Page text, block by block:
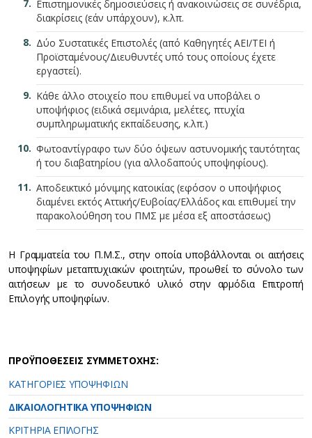
Επιστημονικές δημοσιεύσεις ή ανακοινώσεις σε συνέδρια,
διακρίσεις (εάν υπάρχουν), κ.λπ.
Δύο Συστατικές Επιστολές (από Καθηγητές ΑΕΙ/ΤΕΙ ή
Προϊσταμένους/Διευθυντές υπό τους οποίους έχετε
εργαστεί).
Κάθε άλλο στοιχείο που επιθυμεί να υποβάλει ο
υποψήφιος (ειδικά σεμινάρια, μελέτες, πτυχία
συμπληρωματικής εκπαίδευσης, κ.λπ.)
Φωτοαντίγραφο των δύο όψεων αστυνομικής ταυτότητας
ή του διαβατηρίου (για αλλοδαπούς υποψηφίους).
Αποδεικτικό μόνιμης κατοικίας (εφόσον ο υποψήφιος
διαμένει εκτός Αττικής/Ευβοίας/Ελλάδος και επιθυμεί την
παρακολούθηση του ΠΜΣ με μέσα εξ αποστάσεως)
Η Γραμματεία του Π.Μ.Σ., στην οποία υποβάλλονται οι αιτήσεις
υποψηφίων μεταπτυχιακών φοιτητών, προωθεί το σύνολο των
αιτήσεων με το συνοδευτικό υλικό στην αρμόδια Επιτροπή
Επιλογής υποψηφίων.
ΠΡΟΫΠΟΘΕΣΕΙΣ ΣΥΜΜΕΤΟΧΗΣ:
ΚΑΤΗΓΟΡΙΕΣ ΥΠΟΨΗΦΙΩΝ
ΔΙΚΑΙΟΛΟΓΗΤΙΚΑ ΥΠΟΨΗΦΙΩΝ
ΚΡΙΤΗΡΙΑ ΕΠΙΛΟΓΗΣ